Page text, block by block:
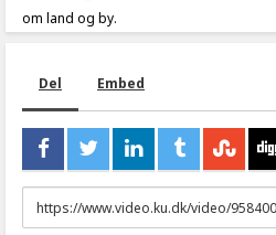
om land og by.
Del Embed
URL
to